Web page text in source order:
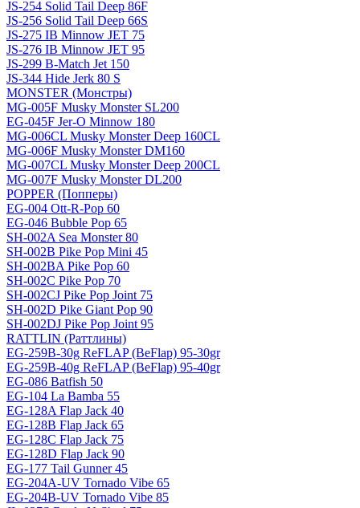
JS-254 Solid Tail Deep 86F
JS-256 Solid Tail Deep 66S
JS-275 IB Minnow JET 75
JS-276 IB Minnow JET 95
JS-299 B-Match Jet 150
JS-344 Hide Jerk 80 S
MONSTER (Монстры)
MG-005F Musky Monster SL200
EG-045F Jer-O Minnow 180
MG-006CL Musky Monster Deep 160CL
MG-006F Musky Monster DM160
MG-007CL Musky Monster Deep 200CL
MG-007F Musky Monster DL200
POPPER (Попперы)
EG-004 Ott-R-Pop 60
EG-046 Bubble Pop 65
SH-002A Sea Monster 80
SH-002B Pike Pop Mini 45
SH-002BA Pike Pop 60
SH-002C Pike Pop 70
SH-002CJ Pike Pop Joint 75
SH-002D Pike Giant Pop 90
SH-002DJ Pike Pop Joint 95
RATTLIN (Раттлины)
EG-259B-30g ReFLAP (BeFlap) 95-30gr
EG-259B-40g ReFLAP (BeFlap) 95-40gr
EG-086 Batfish 50
EG-104 La Bamba 55
EG-128A Flap Jack 40
EG-128B Flap Jack 65
EG-128C Flap Jack 75
EG-128D Flap Jack 90
EG-177 Tail Gunner 45
EG-204A-UV Tornado Vibe 65
EG-204B-UV Tornado Vibe 85